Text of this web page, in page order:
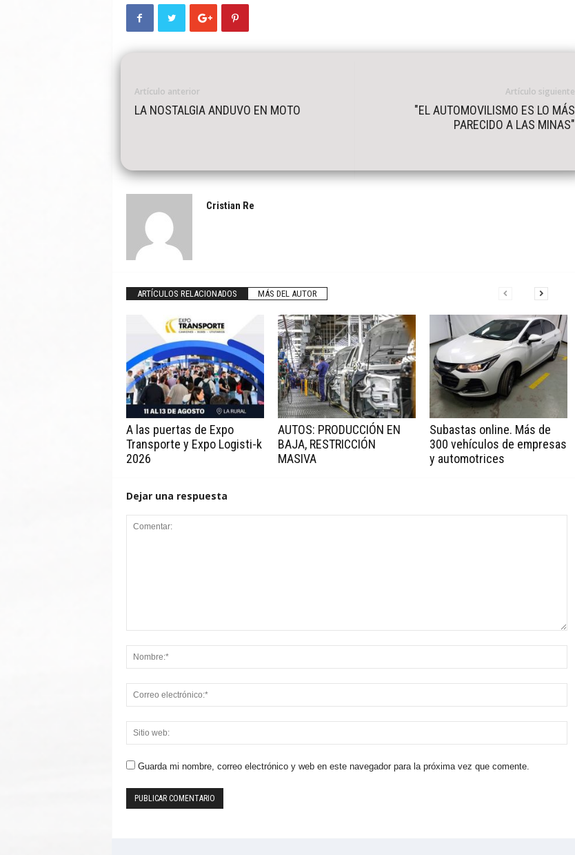
Artículo anterior
LA NOSTALGIA ANDUVO EN MOTO
Artículo siguiente
"EL AUTOMOVILISMO ES LO MÁS
PARECIDO A LAS MINAS"
Cristian Re
ARTÍCULOS RELACIONADOS MÁS DEL AUTOR
A las puertas de Expo
Transporte y Expo Logisti-k
2026
AUTOS: PRODUCCIÓN EN
BAJA, RESTRICCIÓN
MASIVA
Subastas online. Más de
300 vehículos de empresas
y automotrices
Dejar una respuesta
Guarda mi nombre, correo electrónico y web en este navegador para la próxima vez que comente.